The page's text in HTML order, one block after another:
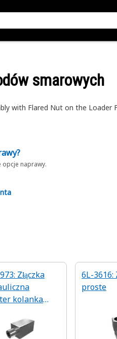
smarowych
with Flared Nut on the Loader
opcje naprawy.
Złączka
kolanka
6L-3616:
proste